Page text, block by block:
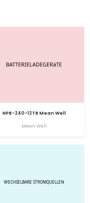
NPB-240-12TB Mean Well
Mean Well